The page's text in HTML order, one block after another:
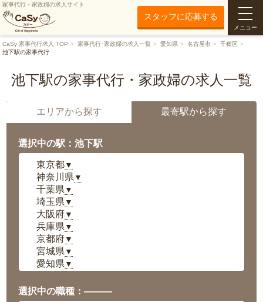
家事代行・家政婦の求人サイト
スタッフに応募する
メニュー
CaSy 家事代行求人 TOP 家事代行･家政婦の求人一覧 愛知県 名古屋市
千種区
池下駅の家事代行
池下駅の家事代行・家政婦の求人一覧
エリアから探す 最寄駅から探す
選択中の駅：池下駅
東京都▼
神奈川県 ▼
千葉県 ▼
埼玉県 ▼
大阪府▼
兵庫県 ▼
京都府▼
宮城県 ▼
愛知県 ▼
岡山県▼
選択中の職種：———